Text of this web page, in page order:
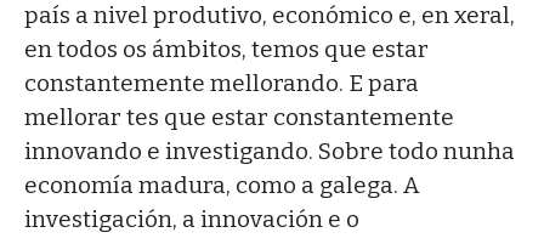
país a nivel produtivo, económico e, en xeral,
en todos os ámbitos, temos que estar
constantemente mellorando. E para
mellorar tes que estar constantemente
innovando e investigando. Sobre todo nunha
economía madura, como a galega. A
investigación, a innovación e o